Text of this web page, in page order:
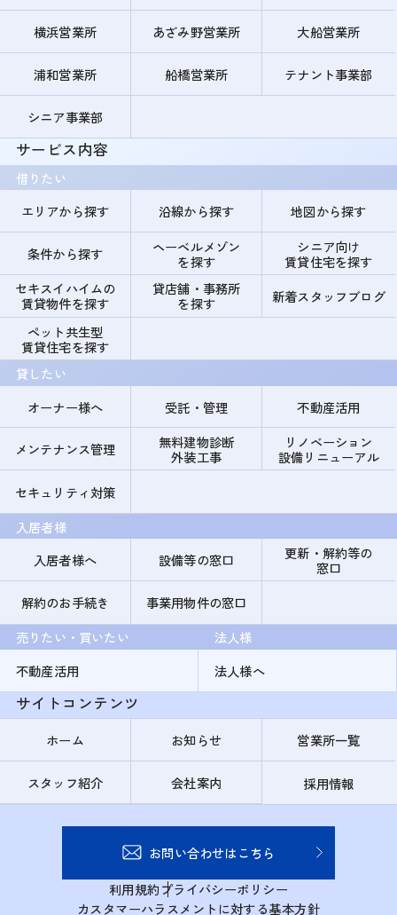
横浜営業所 あざみ野営業所 大船営業所
浦和営業所 船橋営業所 テナント事業部
シニア事業部
サービス内容
借りたい
エリアから探す
沿線から探す 地図から探す
条件から探す
ヘーベルメゾン
を探す
シニア向け
賃貸住宅を探す
セキスイハイムの
賃貸物件を探す
貸店舗・事務所
を探す
新着スタッフブログ
ペット共生型
賃貸住宅を探す
貸したい
オーナー様へ
受託・管理 不動産活用
メンテナンス管理
無料建物診断
外装工事
リノベーション
設備リニューアル
セキュリティ対策
入居者様
入居者様へ
設備等の窓口
更新・解約等の
窓口
解約のお手続き
事業用物件の窓口
売りたい・買いたい
不動産活用
法人様
法人様へ
サイトコンテンツ
ホーム お知らせ 営業所一覧
スタッフ紹介 会社案内 採用情報
お問い合わせはこちら
利用規約プライバシーポリシー
カスタマーハラスメントに対する基本方針